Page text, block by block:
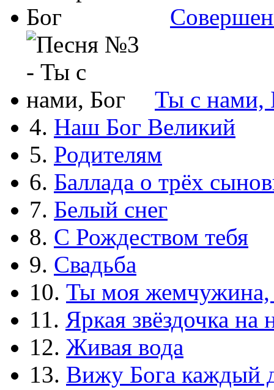
Ты с нами,
4. Наш Бог Великий
5. Родителям
6. Баллада о трёх
7. Белый снег
8. С Рождеством тебя
9. Свадьба
10. Ты моя жемчужина,
11. Яркая звёздочка на
12. Живая вода
13. Вижу Бога каждый